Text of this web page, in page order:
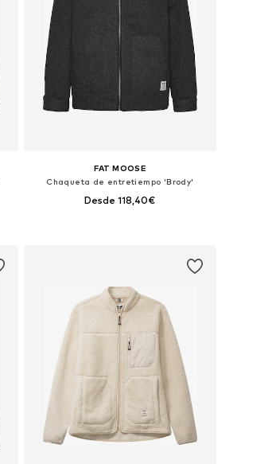
FAT MOOSE
Chaqueta de entretiempo 'Brody'
Desde 118,40€